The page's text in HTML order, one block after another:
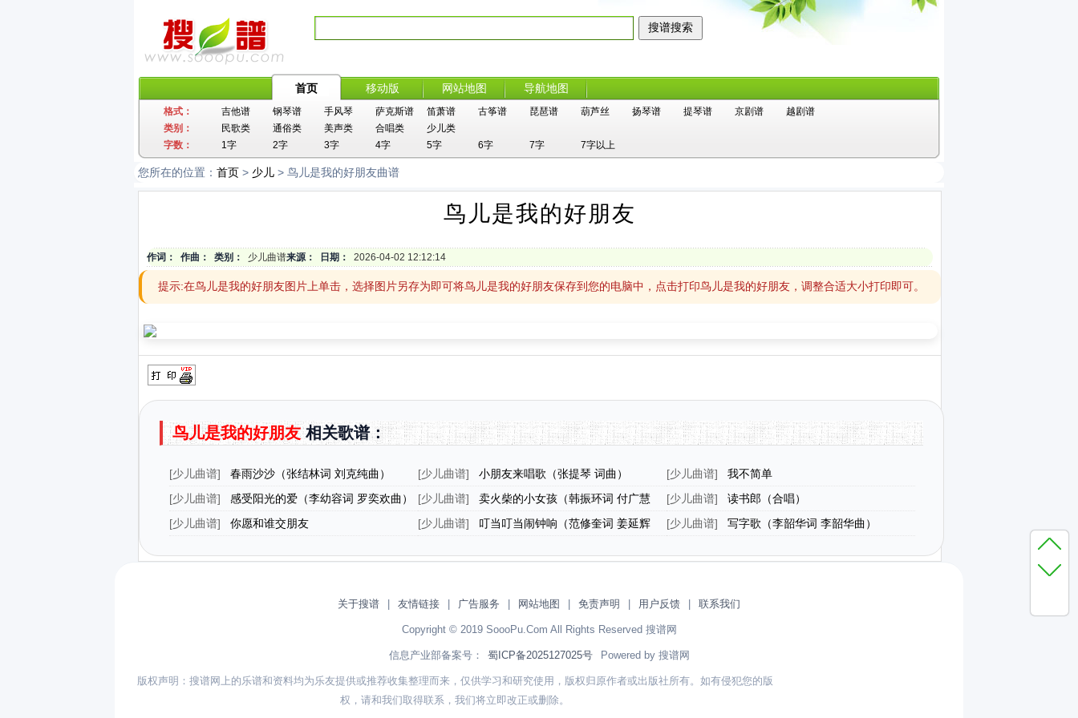
首页 移动版 网站地图 导航地图
格式： 吉他谱 钢琴谱 手风琴 萨克斯谱 笛萧谱 古筝谱 琵琶谱 葫芦丝 扬琴谱 提琴谱 京剧谱
越剧谱
类别：
民歌类 通俗类 美声类 合唱类
少儿类
字数：
1字 2字 3字 4字 5字 6字 7字 7字以上
您所在的位置： 首页 > 少儿 > 鸟儿是我的好朋友曲谱
鸟儿是我的好朋友
作词： 作曲： 类别： 少儿曲谱来源： 日期： 2026-04-02 12:12:14
提示:在鸟儿是我的好朋友图片上单击，选择图片另存为即可将鸟儿是我的好朋友保存到您的电脑中，点击打印鸟儿是我的好朋友，调整合适大小打印即可。
鸟儿是我的好朋友相关歌谱：
[少儿曲谱] 春雨沙沙（张结林词 刘克纯曲） [少儿曲谱] 小朋友来唱歌（张提琴 词曲） [少儿曲谱]
我不简单
[少儿曲谱] 感受阳光的爱（李幼容词 罗奕欢曲） [少儿曲谱]
卖火柴的小女孩（韩振环词 付广慧
曲）
[少儿曲谱]
读书郎（合唱）
[少儿曲谱] 你愿和谁交朋友 [少儿曲谱]
叮当叮当闹钟响（范修奎词 姜延辉
[少儿曲谱] 写字歌（李韶华词 李韶华曲）
关于搜谱 友情链接 广告服务 网站地图 免责声明 用户反馈 联系我们
Copyright © 2019 SoooPu.Com All Rights Reserved 搜谱网
信息产业部备案号： 蜀ICP备2025127025号 Powered by 搜谱网
版权声明：搜谱网上的乐谱和资料均为乐友提供或推荐收集整理而来，仅供学习和研究使用，版权归原作者或出版社所有。如有侵犯您的版
权，请和我们取得联系，我们将立即改正或删除。